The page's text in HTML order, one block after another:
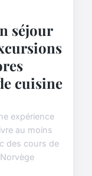
séjour
cuisine
expérience
au moins
des cours de